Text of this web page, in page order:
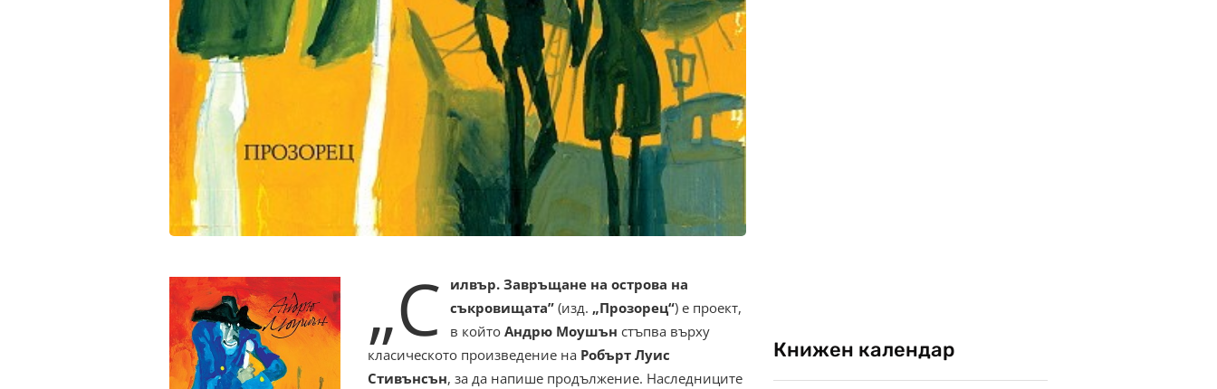
„С
илвър. Завръщане на острова на
съкровищата” (изд. „Прозорец“) е проект,
в който Андрю Моушън стъпва върху
класическото произведение на Робърт Луис
Стивънсън, за да напише продължение. Наследниците
Книжен календар